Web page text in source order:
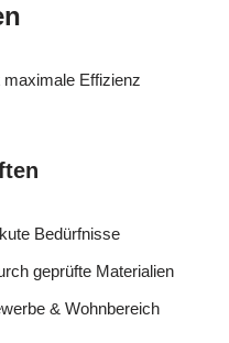
Effizienz
Bedürfnisse
geprüfte Materialien
& Wohnbereich